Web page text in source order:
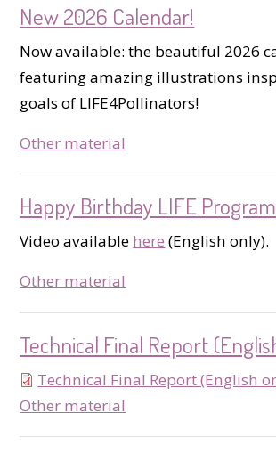
New 2026 Calendar!
Now available: the beautiful 2026
featuring amazing illustrations
goals of LIFE4Pollinators!
type
Other material
Happy Birthday LIFE
Video available here (English only).
type
Other material
Technical Final Report
Technical Final Report (English
type
Other material